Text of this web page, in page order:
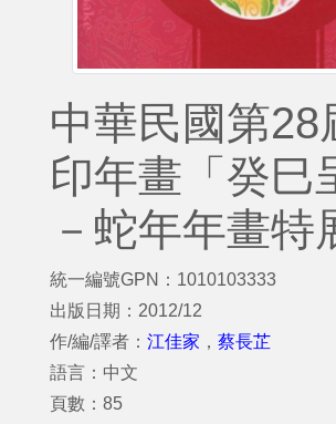
中華民國第28
印年畫「癸巳
－蛇年年畫特
統一編號GPN：1010103333
出版日期：2012/12
作/編/譯者： 江佳家 ， 蔡長芷
語言：中文
頁數：85